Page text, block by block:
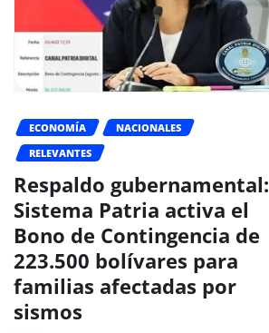
ECONOMÍA
NACIONALES
RELEVANTES
Respaldo gubernamental:
Sistema Patria activa el
Bono de Contingencia de
223.500 bolívares para
familias afectadas por
sismos